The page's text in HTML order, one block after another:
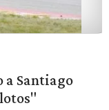
a Santiago